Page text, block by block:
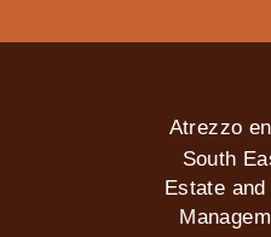
Atrezzo
South
Estate